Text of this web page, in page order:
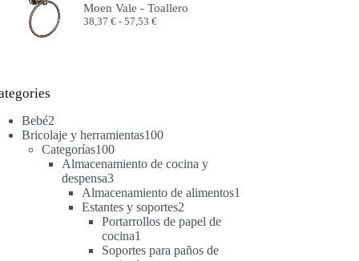
Moen Vale - Toallero
38,37€ - 57,53€Rango
Bebé2
productos
Bricolaje y herramientas100100
Categorías100100
productos
Almacenamiento de cocina y
despensa33
productos
Almacenamiento de alimentos1
Estantes y soportes2
productos
Portarrollos de papel de
cocina1
producto
Soportes para paños de